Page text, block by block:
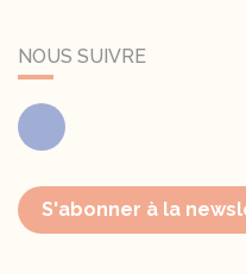
NOUS SUIVRE
Facebook
S'abonner à la